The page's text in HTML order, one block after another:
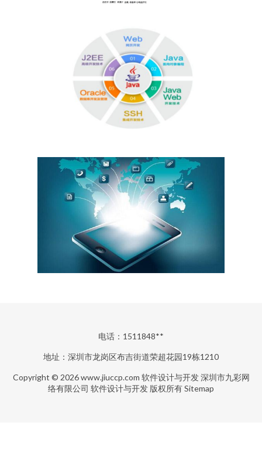
电话：1511848**
地址：深圳市龙岗区布吉街道荣超花园19栋1210
Copyright © 2026www.jiuccp.com 软件设计与开发 深圳市九彩网
络有限公司 软件设计与开发 版权所有Sitemap